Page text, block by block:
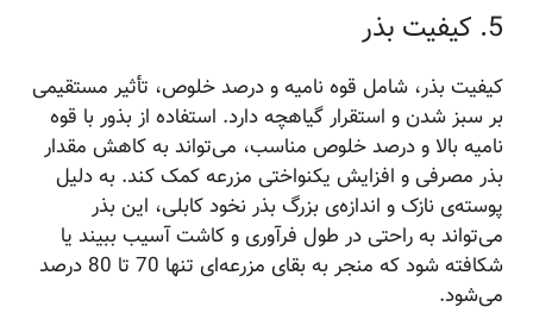
5. کیفیت بذر
کیفیت بذر، شامل قوه نامیه و درصد خلوص، تأثیر مستقیمی
بر سبز شدن و استقرار گیاهچه دارد. استفاده از بذور با قوه
نامیه بالا و درصد خلوص مناسب، می‌تواند به کاهش مقدار
بذر مصرفی و افزایش یکنواختی مزرعه کمک کند. به دلیل
پوسته‌ی نازک و اندازه‌ی بزرگ بذر نخود کابلی، این بذر
می‌تواند به راحتی در طول فرآوری و کاشت آسیب ببیند یا
شکافته شود که منجر به بقای مزرعه‌ای تنها 70 تا 80 درصد
می‌شود.